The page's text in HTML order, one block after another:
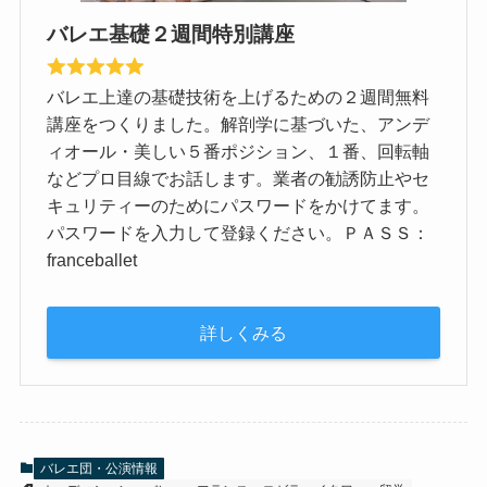
バレエ基礎２週間特別講座
バレエ上達の基礎技術を上げるための２週間無料
講座をつくりました。解剖学に基づいた、アンデ
ィオール・美しい５番ポジション、１番、回転軸
などプロ目線でお話します。業者の勧誘防止やセ
キュリティーのためにパスワードをかけてます。
パスワードを入力して登録ください。ＰＡＳＳ：
franceballet
詳しくみる
バレエ団・公演情報